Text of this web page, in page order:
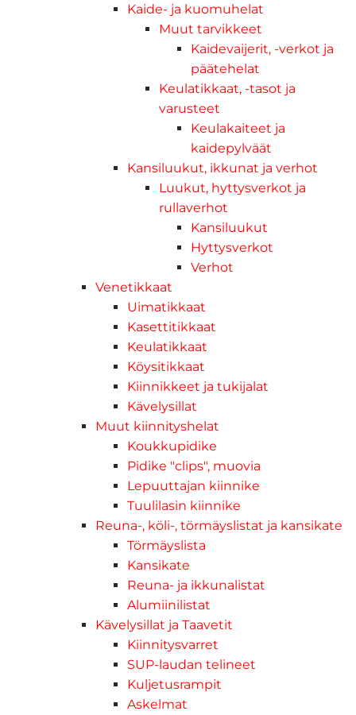
Kaide- ja kuomuhelat
Muut tarvikkeet
Kaidevaijerit, -verkot ja
päätehelat
Keulatikkaat, -tasot ja
varusteet
Keulakaiteet ja
kaidepylväät
Kansiluukut, ikkunat ja verhot
Luukut, hyttysverkot ja
rullaverhot
Kansiluukut
Hyttysverkot
Verhot
Venetikkaat
Uimatikkaat
Kasettitikkaat
Keulatikkaat
Köysitikkaat
Kiinnikkeet ja tukijalat
Kävelysillat
Muut kiinnityshelat
Koukkupidike
Pidike "clips", muovia
Lepuuttajan kiinnike
Tuulilasin kiinnike
Reuna-, köli-, törmäyslistat ja kansikate
Törmäyslista
Kansikate
Reuna- ja ikkunalistat
Alumiinilistat
Kävelysillat ja Taavetit
Kiinnitysvarret
SUP-laudan telineet
Kuljetusrampit
Askelmat